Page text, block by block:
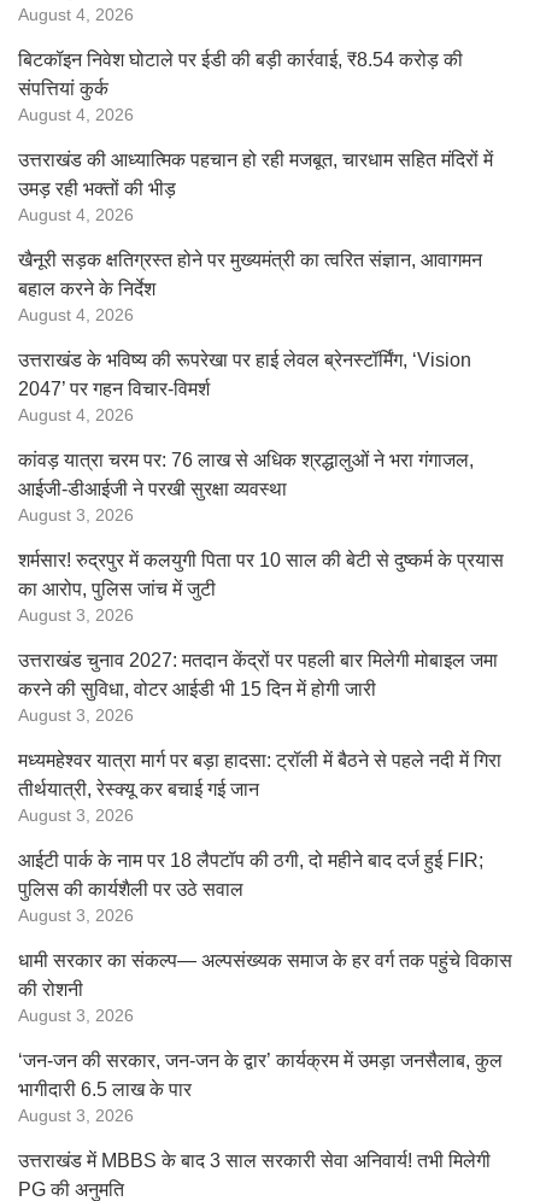
August 4, 2026
बिटकॉइन निवेश घोटाले पर ईडी की बड़ी कार्रवाई, ₹8.54 करोड़ की
संपत्तियां कुर्क
August 4, 2026
उत्तराखंड की आध्यात्मिक पहचान हो रही मजबूत, चारधाम सहित मंदिरों में
उमड़ रही भक्तों की भीड़
August 4, 2026
खैनूरी सड़क क्षतिग्रस्त होने पर मुख्यमंत्री का त्वरित संज्ञान, आवागमन
बहाल करने के निर्देश
August 4, 2026
उत्तराखंड के भविष्य की रूपरेखा पर हाई लेवल ब्रेनस्टॉर्मिंग, ‘Vision
2047’ पर गहन विचार-विमर्श
August 4, 2026
कांवड़ यात्रा चरम पर: 76 लाख से अधिक श्रद्धालुओं ने भरा गंगाजल,
आईजी-डीआईजी ने परखी सुरक्षा व्यवस्था
August 3, 2026
शर्मसार! रुद्रपुर में कलयुगी पिता पर 10 साल की बेटी से दुष्कर्म के प्रयास
का आरोप, पुलिस जांच में जुटी
August 3, 2026
उत्तराखंड चुनाव 2027: मतदान केंद्रों पर पहली बार मिलेगी मोबाइल जमा
करने की सुविधा, वोटर आईडी भी 15 दिन में होगी जारी
August 3, 2026
मध्यमहेश्वर यात्रा मार्ग पर बड़ा हादसा: ट्रॉली में बैठने से पहले नदी में गिरा
तीर्थयात्री, रेस्क्यू कर बचाई गई जान
August 3, 2026
आईटी पार्क के नाम पर 18 लैपटॉप की ठगी, दो महीने बाद दर्ज हुई FIR;
पुलिस की कार्यशैली पर उठे सवाल
August 3, 2026
धामी सरकार का संकल्प— अल्पसंख्यक समाज के हर वर्ग तक पहुंचे विकास
की रोशनी
August 3, 2026
‘जन-जन की सरकार, जन-जन के द्वार’ कार्यक्रम में उमड़ा जनसैलाब, कुल
भागीदारी 6.5 लाख के पार
August 3, 2026
उत्तराखंड में MBBS के बाद 3 साल सरकारी सेवा अनिवार्य! तभी मिलेगी
PG की अनुमति